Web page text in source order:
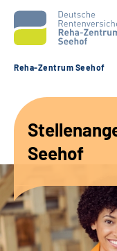
Unsere Angebote
Karriere
Sozialdienste &
Reha-Zentrum Seehof
Seehof